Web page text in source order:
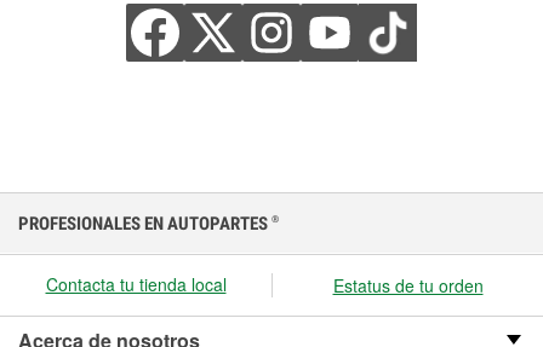
PROFESIONALES EN AUTOPARTES ®
Contacta tu tienda local Estatus de tu orden
Acerca de nosotros